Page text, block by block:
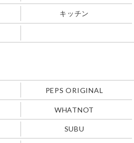
キッチン
PEPS ORIGINAL
WHATNOT
SUBU